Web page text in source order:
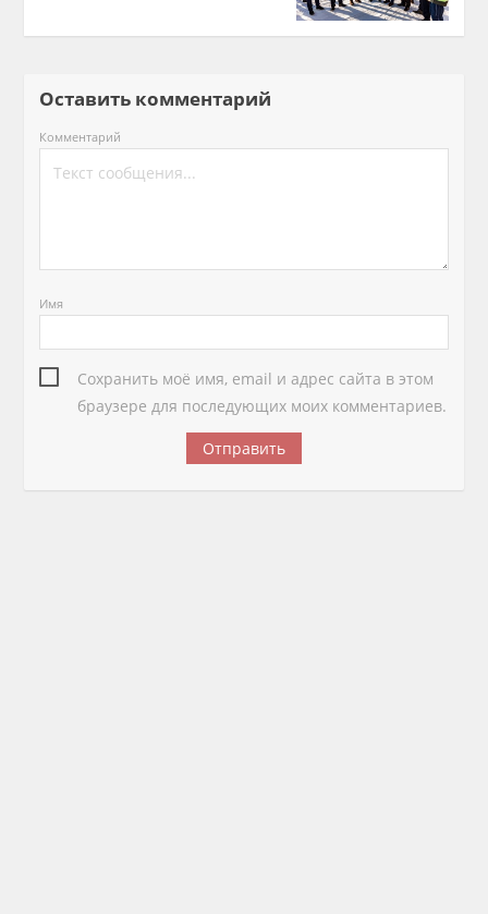
Оставить комментарий
Комментарий
Имя
Сохранить моё имя, email и адрес сайта в этом
браузере для последующих моих комментариев.